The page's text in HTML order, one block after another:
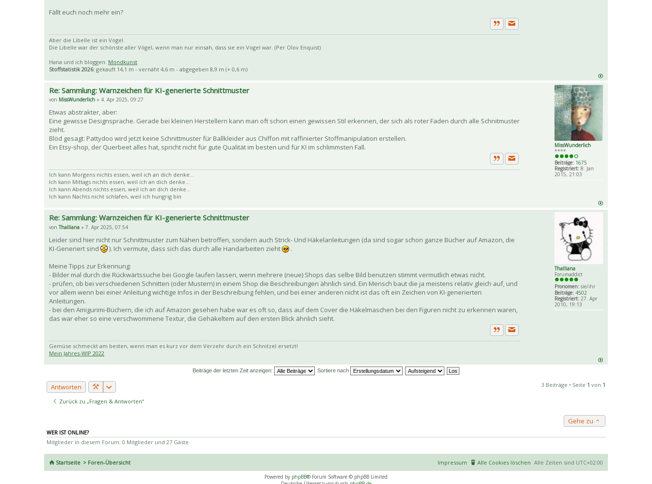
Fällt euch noch mehr ein?
ZitatPrivate Nachricht senden
Aber die Libelle ist ein Vogel.
Die Libelle war der schönste aller Vögel, wenn man nur einsah, dass sie ein Vogel war. (Per Olov Enquist)
Hana und ich bloggen: Mondkunst
Stoffstatistik 2026: gekauft 14,1 m - vernäht 4,6 m - abgegeben 8,9 m (+ 0,6 m)
MissWunderlich
****
Beiträge: 1675
Registriert: 8. Jan
2015, 21:03
Re: Sammlung: Warnzeichen für KI-generierte Schnittmuster
von MissWunderlich » 4. Apr 2025, 09:27
Etwas abstrakter, aber:
Eine gewisse Designsprache. Gerade bei kleinen Herstellern kann man oft schon einen gewissen Stil erkennen, der sich als roter Faden durch alle Schnitmuster
zieht.
Blöd gesagt: Pattydoo wird jetzt keine Schnittmuster für Ballkleider aus Chiffon mit raffinierter Stoffmanipulation erstellen.
Ein Etsy-shop, der Querbeet alles hat, spricht nicht für gute Qualität im besten und für KI im schlimmsten Fall.
ZitatPrivate Nachricht senden
Ich kann Morgens nichts essen, weil ich an dich denke...
Ich kann Mittags nichts essen, weil ich an dich denke...
Ich kann Abends nichts essen, weil ich an dich denke...
Ich kann Nachts nicht schlafen, weil ich hungrig bin
Thalliana
Forumaddict
Pronomen: sie/ihr
Beiträge: 4502
Registriert: 27. Apr
2010, 19:13
Re: Sammlung: Warnzeichen für KI-generierte Schnittmuster
von Thalliana » 7. Apr 2025, 07:54
Leider sind hier nicht nur Schnittmuster zum Nähen betroffen, sondern auch Strick- Und Häkelanleitungen (da sind sogar schon ganze Bücher auf Amazon, die
KI-Generiert sind
). Ich vermute, dass sich das durch alle Handarbeiten zieht
.
Meine Tipps zur Erkennung:
- Bilder mal durch die Rückwärtssuche bei Google laufen lassen, wenn mehrere (neue) Shops das selbe Bild benutzen stimmt vermutlich etwas nicht.
- prüfen, ob bei verschiedenen Schnitten (oder Mustern) in einem Shop die Beschreibungen ähnlich sind. Ein Mensch baut die ja meistens relativ gleich auf, und
vor allem wenn bei einer Anleitung wichtige Infos in der Beschreibung fehlen, und bei einer anderen nicht ist das oft ein Zeichen von KI-generierten
Anleitungen.
- bei den Amigurimi-Büchern, die ich auf Amazon gesehen habe war es oft so, dass auf dem Cover die Häkelmaschen bei den Figuren nicht zu erkennen waren,
das war eher so eine verschwommene Textur, die Gehäkeltem auf den ersten Blick ähnlich sieht.
ZitatPrivate Nachricht senden
Gemüse schmeckt am besten, wenn man es kurz vor dem Verzehr durch ein Schnitzel ersetzt!
Mein Jahres-WIP 2022
Beiträge der letzten Zeit anzeigen: Sortiere nach
Antworten 3 Beiträge • Seite 1 von 1
Zurück zu „Fragen & Antworten“
Gehe zu
WER IST ONLINE?
Mitglieder in diesem Forum: 0 Mitglieder und 27 Gäste
Startseite Foren-Übersicht Alle Zeiten sind UTC+02:00
Alle Cookies löschen
Impressum
Powered by phpBB® Forum Software © phpBB Limited